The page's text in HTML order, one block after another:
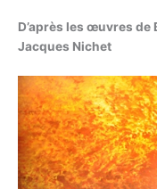
D’après les œuvres de
Jacques Nichet